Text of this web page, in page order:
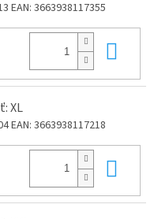
EAN: 3663938117355
XL
EAN: 3663938117218